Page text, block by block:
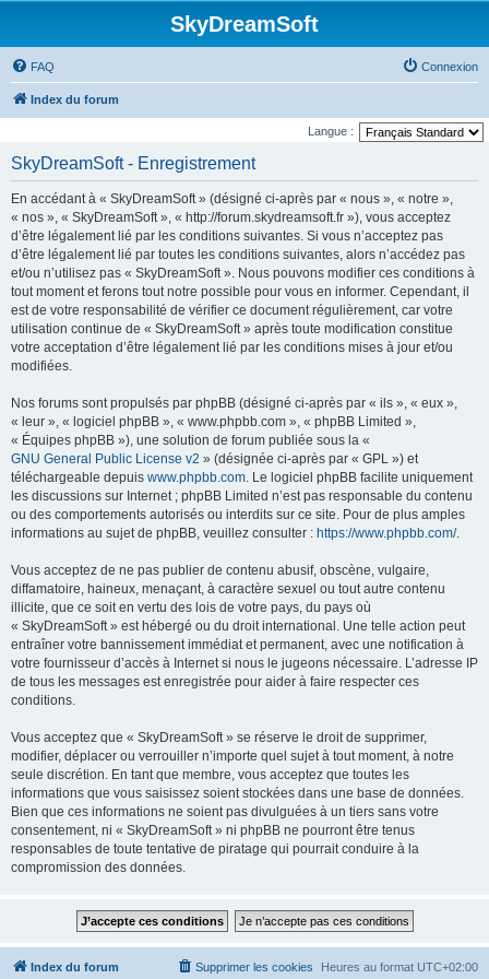
SkyDreamSoft
FAQ Connexion
Index du forum
Langue :
SkyDreamSoft - Enregistrement
En accédant à « SkyDreamSoft » (désigné ci-après par « nous », « notre »,
« nos », « SkyDreamSoft », « http://forum.skydreamsoft.fr »), vous acceptez
d’être légalement lié par les conditions suivantes. Si vous n’acceptez pas
d’être légalement lié par toutes les conditions suivantes, alors n’accédez pas
et/ou n’utilisez pas « SkyDreamSoft ». Nous pouvons modifier ces conditions à
tout moment et ferons tout notre possible pour vous en informer. Cependant, il
est de votre responsabilité de vérifier ce document régulièrement, car votre
utilisation continue de « SkyDreamSoft » après toute modification constitue
votre acceptation d’être légalement lié par les conditions mises à jour et/ou
modifiées.
Nos forums sont propulsés par phpBB (désigné ci-après par « ils », « eux »,
« leur », « logiciel phpBB », « www.phpbb.com », « phpBB Limited »,
« Équipes phpBB »), une solution de forum publiée sous la «
GNU General Public License v2 » (désignée ci-après par « GPL ») et
téléchargeable depuis www.phpbb.com. Le logiciel phpBB facilite uniquement
les discussions sur Internet ; phpBB Limited n’est pas responsable du contenu
ou des comportements autorisés ou interdits sur ce site. Pour de plus amples
informations au sujet de phpBB, veuillez consulter : https://www.phpbb.com/.
Vous acceptez de ne pas publier de contenu abusif, obscène, vulgaire,
diffamatoire, haineux, menaçant, à caractère sexuel ou tout autre contenu
illicite, que ce soit en vertu des lois de votre pays, du pays où
« SkyDreamSoft » est hébergé ou du droit international. Une telle action peut
entraîner votre bannissement immédiat et permanent, avec une notification à
votre fournisseur d’accès à Internet si nous le jugeons nécessaire. L’adresse IP
de tous les messages est enregistrée pour aider à faire respecter ces
conditions.
Vous acceptez que « SkyDreamSoft » se réserve le droit de supprimer,
modifier, déplacer ou verrouiller n’importe quel sujet à tout moment, à notre
seule discrétion. En tant que membre, vous acceptez que toutes les
informations que vous saisissez soient stockées dans une base de données.
Bien que ces informations ne soient pas divulguées à un tiers sans votre
consentement, ni « SkyDreamSoft » ni phpBB ne pourront être tenus
responsables de toute tentative de piratage qui pourrait conduire à la
compromission des données.
Index du forum Heures au format UTC+02:00
Supprimer les cookies